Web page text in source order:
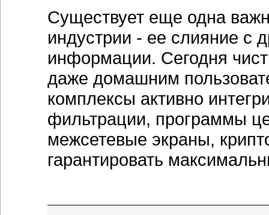
Существует еще одна
индустрии - ее слияние с
информации. Сегодня
даже домашним
комплексы активно
фильтрации, программы
межсетевые экраны,
гарантировать